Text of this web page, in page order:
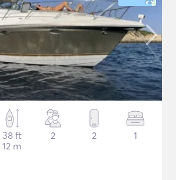
38 ft
12 m
2 2 1